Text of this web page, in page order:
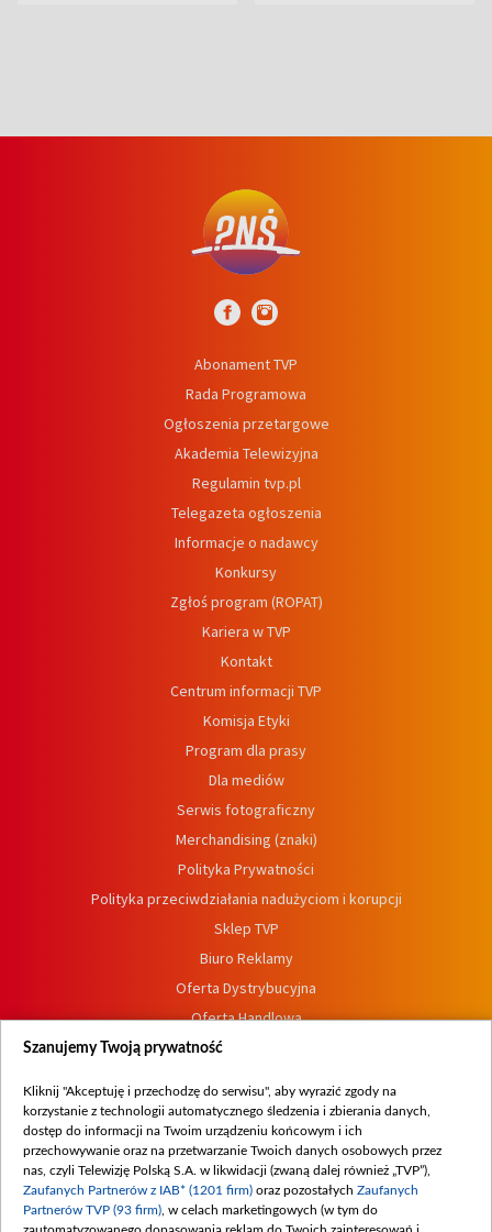
Abonament TVP
Rada Programowa
Ogłoszenia przetargowe
Akademia Telewizyjna
Regulamin tvp.pl
Telegazeta ogłoszenia
Informacje o nadawcy
Konkursy
Zgłoś program (ROPAT)
Kariera w TVP
Kontakt
Centrum informacji TVP
Komisja Etyki
Program dla prasy
Dla mediów
Serwis fotograficzny
Merchandising (znaki)
Polityka Prywatności
Polityka przeciwdziałania nadużyciom i korupcji
Sklep TVP
Biuro Reklamy
Oferta Dystrybucyjna
Oferta Handlowa
Dostępność
Procedura zgłoszeń wewnętrznych
Szanujemy Twoją prywatność
Kliknij "Akceptuję i przechodzę do serwisu", aby wyrazić zgody na
korzystanie z technologii automatycznego śledzenia i zbierania danych,
dostęp do informacji na Twoim urządzeniu końcowym i ich
przechowywanie oraz na przetwarzanie Twoich danych osobowych przez
nas, czyli Telewizję Polską S.A. w likwidacji (zwaną dalej również „TVP”),
Zaufanych Partnerów z IAB* (1201 firm) oraz pozostałych Zaufanych
Partnerów TVP (93 firm) , w celach marketingowych (w tym do